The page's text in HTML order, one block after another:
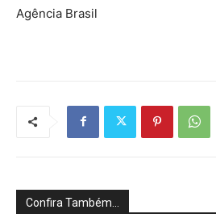
Agência Brasil
Confira Também...